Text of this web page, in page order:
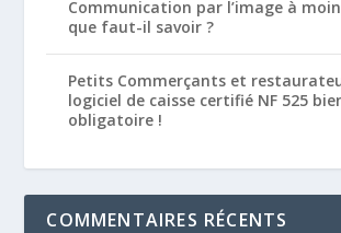
Communication par l’image à
que faut-il savoir ?
Petits Commerçants et
logiciel de caisse certifié NF 525
obligatoire !
COMMENTAIRES RÉCENTS